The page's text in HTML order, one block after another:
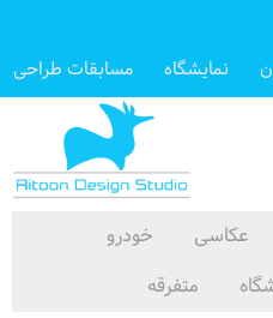
نمایشگاه مسابقات طراحی
عکاسی
خودرو
متفرقه